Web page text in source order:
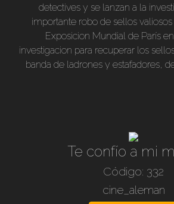
detectives y se lanzan a la
importante robo de sellos
Exposicion Mundial de París
investigacion para recuperar los
banda de ladrones y estafadores,
Hartl. Actúan: Hans Albers, Heinz
Claudius, Hans Knoteck, Hilde
Te confío a mi
Código: 332
cine_aleman